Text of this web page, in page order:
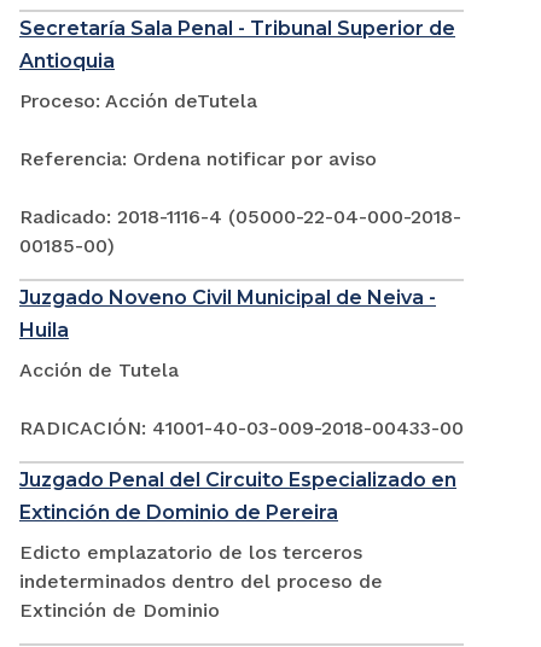
Secretaría Sala Penal - Tribunal Superior de
Antioquia
Proceso: Acción deTutela
Referencia: Ordena notificar por aviso
Radicado: 2018-1116-4 (05000-22-04-000-2018-
00185-00)
Juzgado Noveno Civil Municipal de Neiva -
Huila
Acción de Tutela
RADICACIÓN: 41001-40-03-009-2018-00433-00
Juzgado Penal del Circuito Especializado en
Extinción de Dominio de Pereira
Edicto emplazatorio de los terceros
indeterminados dentro del proceso de
Extinción de Dominio